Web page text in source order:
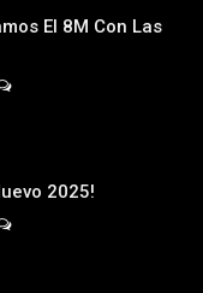
El 8M Con Las
2025!